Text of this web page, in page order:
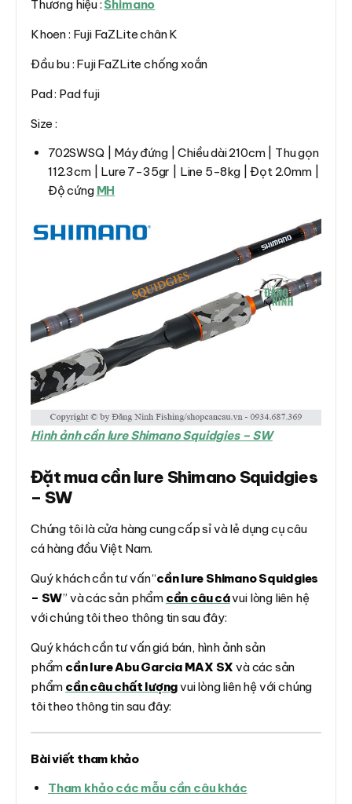
Thương hiệu : Shimano
Khoen : Fuji FaZLite chân K
Đầu bu : Fuji FaZLite chống xoắn
Pad : Pad fuji
Size :
702SWSQ | Máy đứng | Chiều dài 210cm | Thu gọn
112.3cm | Lure 7-35gr | Line 5-8kg | Đọt 2.0mm |
Độ cứng MH
Hình ảnh cần lure Shimano Squidgies – SW
Đặt mua cần lure Shimano Squidgies
– SW
Chúng tôi là cửa hàng cung cấp sỉ và lẻ dụng cụ câu
cá hàng đầu Việt Nam.
Quý khách cần tư vấn “cần lure Shimano Squidgies
– SW” và các sản phẩm cần câu cávui lòng liên hệ
với chúng tôi theo thông tin sau đây:
Quý khách cần tư vấn giá bán, hình ảnh sản
phẩm cần lure Abu Garcia MAX SX và các sản
phẩm cần câu chất lượngvui lòng liên hệ với chúng
tôi theo thông tin sau đây:
Bài viết tham khảo
Tham khảo các mẫu cần câu khác